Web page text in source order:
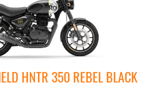
HNTR 350 REBEL BLACK